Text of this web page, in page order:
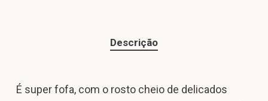
Descrição
É super fofa, com o rosto cheio de delicados